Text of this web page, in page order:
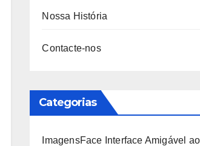
Nossa História
Contacte-nos
Categorias
ImagensFace Interface Amigável